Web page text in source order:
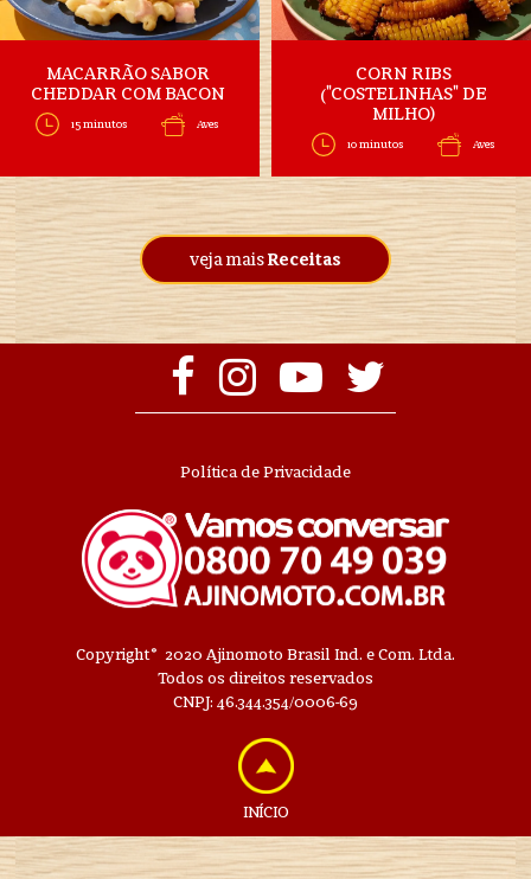
MACARRÃO SABOR
CHEDDAR COM BACON
15 minutos Aves
CORN RIBS
("COSTELINHAS" DE
MILHO)
10 minutos Aves
veja maisReceitas
Política de Privacidade
Copyright©
2020 Ajinomoto Brasil Ind. e Com. Ltda.
Todos os direitos reservados
CNPJ: 46.344.354/0006-69
INÍCIO